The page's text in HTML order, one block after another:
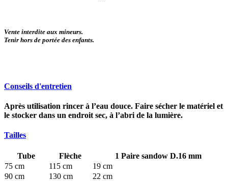
Vente interdite aux mineurs.
Tenir hors de portée des enfants.
Conseils d'entretien
Après utilisation rincer à l’eau douce. Faire sécher le matériel et
le stocker dans un endroit sec, à l’abri de la lumière.
Tailles
Tube Flèche
1 Paire sandow D.16 mm
75 cm
115 cm
19 cm
90 cm
130 cm 22 cm